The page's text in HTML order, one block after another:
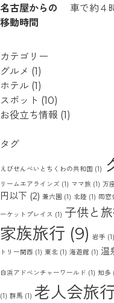
名古屋からの
移動時間
車で約４
カテゴリー
グルメ (1)
ホテル (1)
スポット (10)
お役立ち情報 (1)
タグ
えびせんべいとちくわの共和国 (1)
リームエアラインズ (1) ママ旅 (1) 万
円以下 (2) 兼六園 (1) 北陸 (1) 同窓
ーケットプレイス (1) 子供と
家族旅行 (9) 岩手 (1)
トリー関西 (1) 東北 (1) 海遊館 (1) 温
白浜アドベンチャーワールド (1) 知多
(1) 群馬 (1) 老人会旅